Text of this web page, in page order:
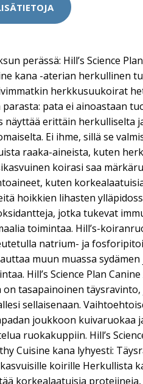
perässä: Hill’s Science
kana -aterian herkullinen
herkkusuukoirat
parasta: pata ei ainoastaan
näyttää erittäin herkulliselta
Ei ihme, sillä se
raaka-aineista, kuten
koirasi saa
kuten
hoikkien lihasten
jotka tukevat
toimintaa. Hill’s-
natrium- ja
muun muassa
Hill’s Science Plan
on tasapainoinen
sellaisenaan.
joukkoon kuivaruokaa
ruokakuppiin. Hill’s
Cuisine kana lyhyesti:
koirille Herkullista
korkealaatuisia